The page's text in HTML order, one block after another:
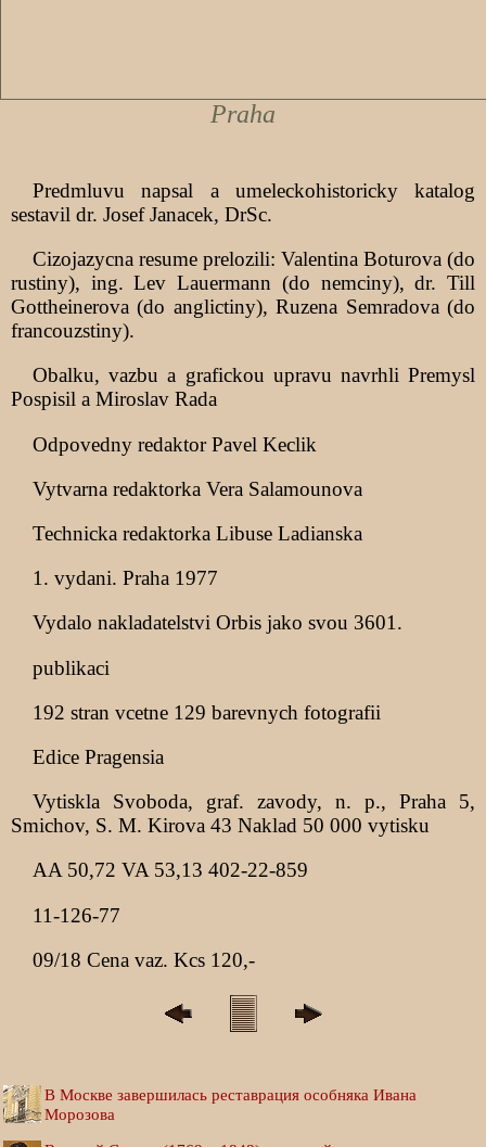
Praha
Predmluvu napsal a umeleckohistoricky katalog
sestavil dr. Josef Janacek, DrSc.
Cizojazycna resume prelozili: Valentina Boturova (do
rustiny), ing. Lev Lauermann (do nemciny), dr. Till
Gottheinerova (do anglictiny), Ruzena Semradova (do
francouzstiny).
Obalku, vazbu a grafickou upravu navrhli Premysl
Pospisil a Miroslav Rada
Odpovedny redaktor Pavel Keclik
Vytvarna redaktorka Vera Salamounova
Technicka redaktorka Libuse Ladianska
1. vydani. Praha 1977
Vydalo nakladatelstvi Orbis jako svou 3601.
publikaci
192 stran vcetne 129 barevnych fotografii
Edice Pragensia
Vytiskla Svoboda, graf. zavody, n. p., Praha 5,
Smichov, S. M. Kirova 43 Naklad 50 000 vytisku
AA 50,72 VA 53,13 402-22-859
11-126-77
09/18 Cena vaz. Kcs 120,-
В Москве завершилась реставрация особняка Ивана
Морозова